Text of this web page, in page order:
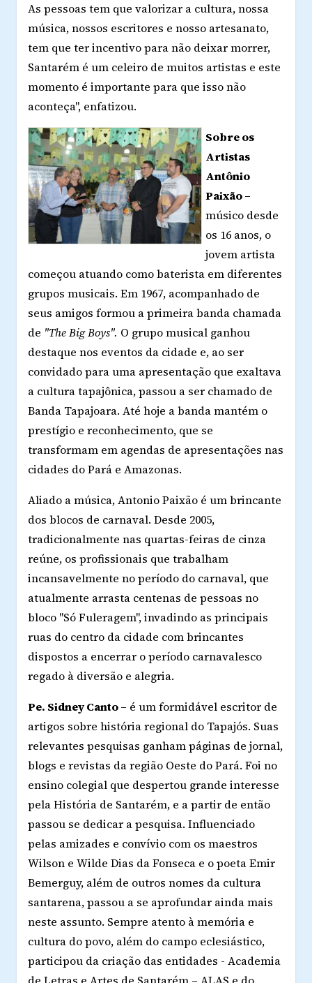
As pessoas tem que valorizar a cultura, nossa
música, nossos escritores e nosso artesanato,
tem que ter incentivo para não deixar morrer,
Santarém é um celeiro de muitos artistas e este
momento é importante para que isso não
aconteça", enfatizou.
Sobre os
Artistas
Antônio
Paixão –
músico desde
os 16 anos, o
jovem artista
começou atuando como baterista em diferentes
grupos musicais. Em 1967, acompanhado de
seus amigos formou a primeira banda chamada
de "The Big Boys". O grupo musical ganhou
destaque nos eventos da cidade e, ao ser
convidado para uma apresentação que exaltava
a cultura tapajônica, passou a ser chamado de
Banda Tapajoara. Até hoje a banda mantém o
prestígio e reconhecimento, que se
transformam em agendas de apresentações nas
cidades do Pará e Amazonas.
Aliado a música, Antonio Paixão é um brincante
dos blocos de carnaval. Desde 2005,
tradicionalmente nas quartas-feiras de cinza
reúne, os profissionais que trabalham
incansavelmente no período do carnaval, que
atualmente arrasta centenas de pessoas no
bloco "Só Fuleragem", invadindo as principais
ruas do centro da cidade com brincantes
dispostos a encerrar o período carnavalesco
regado à diversão e alegria.
Pe. Sidney Canto – é um formidável escritor de
artigos sobre história regional do Tapajós. Suas
relevantes pesquisas ganham páginas de jornal,
blogs e revistas da região Oeste do Pará. Foi no
ensino colegial que despertou grande interesse
pela História de Santarém, e a partir de então
passou se dedicar a pesquisa. Influenciado
pelas amizades e convívio com os maestros
Wilson e Wilde Dias da Fonseca e o poeta Emir
Bemerguy, além de outros nomes da cultura
santarena, passou a se aprofundar ainda mais
neste assunto. Sempre atento à memória e
cultura do povo, além do campo eclesiástico,
participou da criação das entidades - Academia